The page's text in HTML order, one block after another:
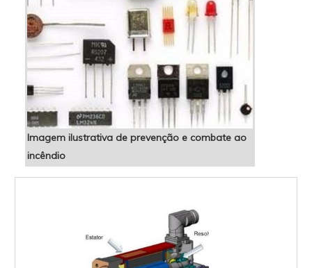
Imagem ilustrativa de prevenção e combate ao
incêndio